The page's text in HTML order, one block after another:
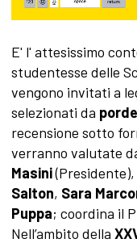
E' l' attesissimo
studentesse delle
vengono invitati a
selezionati da
recensione sotto
verranno valutate
Masini(Presidente),
Salton, Sara
Puppa; coordina il
Nell’ambito della